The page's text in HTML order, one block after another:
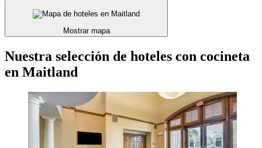
Mostrar mapa
Nuestra selección de hoteles con cocineta
en Maitland